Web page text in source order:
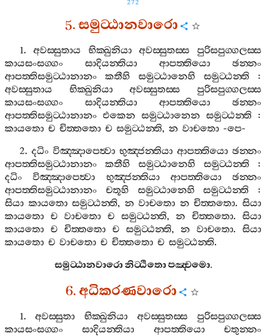
272
5.සමුට‍්ඨානවාරො
1.අවස‍්සුතාය භික‍්ඛුනියා අවස‍්සුතස‍්ස
පුරිසපුග‍්ගලස‍්ස
කායසංසග‍්ගං
සාදියන‍්තියා ආපත‍්තියො
ඡන‍්නං
ආපත‍්තිසමුට‍්ඨානානං
කතීහි සමුට‍්ඨානෙහි සමුට‍්ඨන‍්ති :
අවස‍්සුතාය
භික‍්ඛුනියා අවස‍්සුතස‍්ස
පුරිසපුග‍්ගලස‍්ස
කායසංසග‍්ගං
සාදියන‍්තියා ආපත‍්තියො
ඡන‍්නං
ආපත‍්තිසමුට‍්ඨානානං එකෙන සමුට‍්ඨානෙන සමුට‍්ඨන‍්ති :
කායතො ච චිත‍්තතො ච සමුට‍්ඨන‍්ති, න වාචතො -පෙ-
2. දධිං විඤ‍්ඤාපෙත්‍වා භුඤ‍්ජන‍්තියා ආපත‍්තියො ඡන‍්නං
ආපත‍්තිසමුට‍්ඨානානං
කතීහි සමුට‍්ඨානෙහි සමුට‍්ඨන‍්ති :
දධිං
විඤ‍්ඤාපෙත්‍වා භුඤ‍්ජන‍්තියා ආපත‍්තියො
ඡන‍්නං
ආපත‍්තිසමුට‍්ඨානානං
චතූහි සමුට‍්ඨානෙහි සමුට‍්ඨන‍්ති :
සියා කායතො සමුට‍්ඨන‍්ති, න වාචතො න චිත‍්තතො.සියා
කායතො ච වාචතො ච සමුට‍්ඨන‍්ති, න චිත‍්තතො. සියා
කායතො ච චිත‍්තතො ච සමුට‍්ඨන‍්ති, න වාචතො. සියා
කායතො ච වාචතො ච චිත‍්තතො ච සමුට‍්ඨන‍්ති.
සමුට‍්ඨානවාරොනිට‍්ඨිතොපඤ‍්චමො.
6.අධිකරණවාරො
1.අවස‍්සුතා භික‍්ඛුනියා අවස‍්සුතස‍්ස
පුරිසපුග‍්ගලස‍්ස
කායසංසග‍්ගං
සාදියන‍්තියා ආපත‍්තියො
චතුන‍්නං